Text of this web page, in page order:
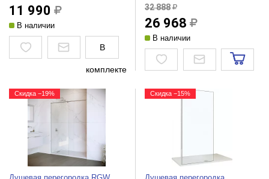
11 990
В наличии
В
комплекте
32 888
26 968
В наличии
Скидка −19% Скидка −15%